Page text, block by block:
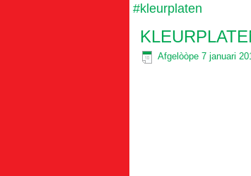
#kleurplaten
Afgelòòpe 7 januari